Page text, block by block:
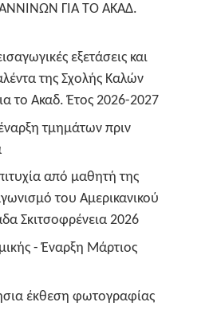
ΓΙΑ ΤΟ ΑΚΑΔ.
εξετάσεις και
της Σχολής Καλών
το Ακαδ. Έτος 2026-2027
τμημάτων πριν
από μαθητή της
του Αμερικανικού
Σκιτσοφρένεια 2026
- Έναρξη Μάρτιος
έκθεση φωτογραφίας